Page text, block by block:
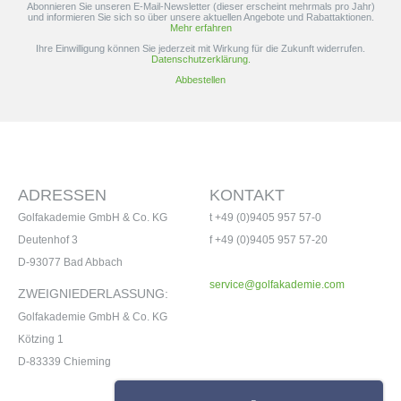
Kombination aus Leistung, Fehlerverzeihung und
Abonnieren Sie unseren E-Mail-Newsletter (dieser erscheint mehrmals pro Jahr)
und informieren Sie sich so über unsere aktuellen Angebote und Rabattaktionen.
Mehr erfahren
Ihre Einwilligung können Sie jederzeit mit Wirkung für die Zukunft widerrufen.
Datenschutzerklärung.
Abbestellen
KONTAKT
t +49 (0)9405 957 57-0
f +49 (0)9405 957 57-20
service@golfakademie.com
ADRESSEN
Golfakademie GmbH & Co. KG
Deutenhof 3
D-93077 Bad Abbach
ZWEIGNIEDERLASSUNG:
Golfakademie GmbH & Co. KG
Kötzing 1
D-83339 Chieming